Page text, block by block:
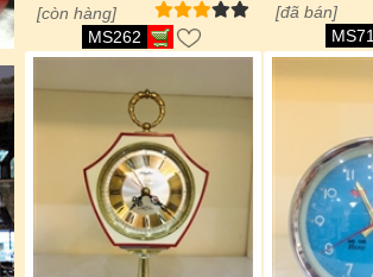
[còn hàng]
MS262
[đã bán]
MS71